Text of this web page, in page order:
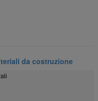
da costruzione